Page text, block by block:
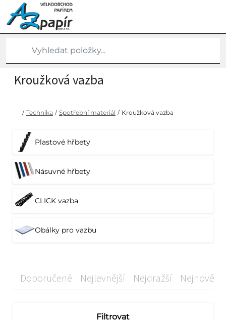
Kroužková vazba
/ Technika / Spotřební materiál / Kroužková vazba
Plastové hřbety
Násuvné hřbety
CLICK vazba
Obálky pro vazbu
Doporučené Nejlevnější Nejdražší Nejnovější
Filtrovat